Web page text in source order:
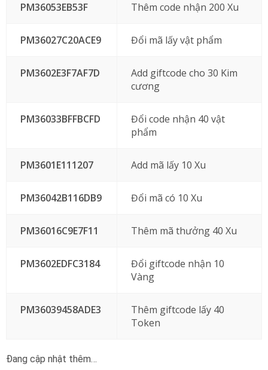
PM36053EB53F Thêm code nhận 200 Xu
PM36027C20ACE9 Đổi mã lấy vật phẩm
PM3602E3F7AF7D
Add giftcode cho 30 Kim
cương
PM36033BFFBCFD
Đổi code nhận 40 vật
phẩm
PM3601E111207 Add mã lấy 10 Xu
PM36042B116DB9 Đổi mã có 10 Xu
PM36016C9E7F11 Thêm mã thưởng 40 Xu
PM3602EDFC3184
Đổi giftcode nhận 10
Vàng
PM36039458ADE3
Thêm giftcode lấy 40
Token
Đang cập nhật thêm…